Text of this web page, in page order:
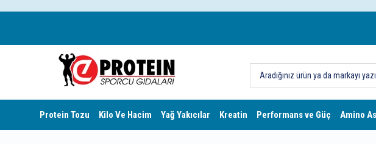
Protein Tozu Kilo Ve Hacim Yağ Yakıcılar Kreatin Performans ve Güç Amino